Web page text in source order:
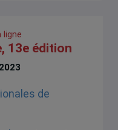
ligne
13e édition